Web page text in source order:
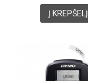
Į KREPŠELĮ